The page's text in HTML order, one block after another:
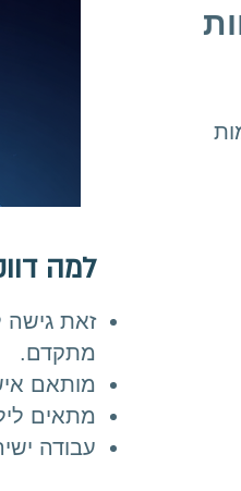
למה
זאת גישה
מתקדם.
מותאם
מתאים
עבודה